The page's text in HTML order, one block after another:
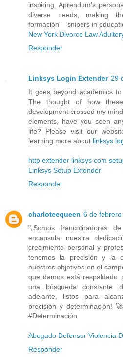
inspiring. Aprendum's
diverse needs, making
formación'—snipers in
New York Divorce Law
Responder
Linksys Login Extender 29
It goes beyond academics
The thought of how
development crossed my
elements, have you seen
life? Please visit our
learning more about linksys
http extender linksys com
Linksys Setup Extender
Responder
charloteequeen 6 de
"¡Somos francotiradores
encapsula nuestra
crecimiento personal y
tenemos la precisión y la
nuestros objetivos en el
que damos está respaldado
una búsqueda constante
adelante, listos para
precisión y determinación!
#Determinación
Abogado Defensor Violencia
Responder